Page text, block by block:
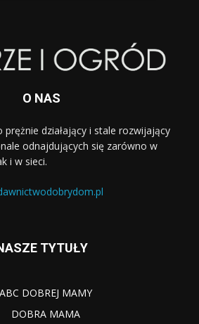
O NAS
prężnie działający i stale rozwijający
odnajdujących się zarówno w
i w sieci.
TYTUŁY
ABC DOBREJ MAMY
DOBRA MAMA